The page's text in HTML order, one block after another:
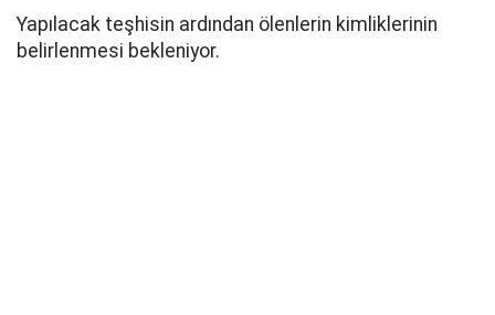
Yapılacak teşhisin ardından ölenlerin kimliklerinin
belirlenmesi bekleniyor.